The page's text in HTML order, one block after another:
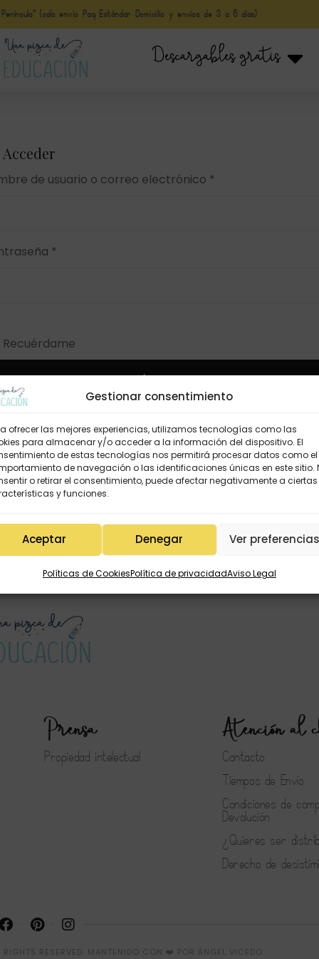
Gestionar consentimiento
ofrecer las mejores experiencias, utilizamos tecnologías como las
para almacenar y/o acceder a la información del dispositivo. El
de estas tecnologías nos permitirá procesar datos como el
de navegación o las identificaciones únicas en este sitio.
o retirar el consentimiento, puede afectar negativamente a ciertas
y funciones.
Aceptar Denegar Ver
Políticas de CookiesPolítica de privacidadAviso Legal
(solo envio Paq Estándar Domicilio y envíos de 3 a 5 días)
Descargables gratis
Acceder
de usuario o correo electrónico *
*
Recuérdame
Acceso
Registrarse
Prensa
Propiedad intelectual
Atención al
Contacto
Tiempos de Envío
Condiciones de
Devolución
¿Quieres ser
Derecho de
RESERVED. MANTENIDO CON ❤️ POR ÁNGEL VICEDO